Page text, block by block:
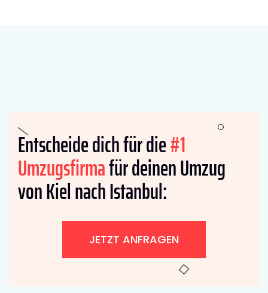
Entscheide dich für die#1
Umzugsfirmafür deinen Umzug
von Kiel nach Istanbul:
JETZT ANFRAGEN